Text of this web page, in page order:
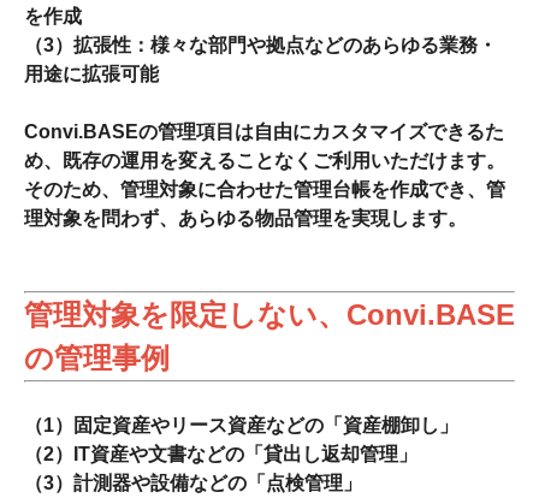
を作成
（3）拡張性：様々な部門や拠点などのあらゆる業務・
用途に拡張可能
Convi.BASEの管理項目は自由にカスタマイズできるた
め、既存の運用を変えることなくご利用いただけます。
そのため、管理対象に合わせた管理台帳を作成でき、管
理対象を問わず、あらゆる物品管理を実現します。
管理対象を限定しない、Convi.BASE
の管理事例
（1）固定資産やリース資産などの「資産棚卸し」
（2）IT資産や文書などの「貸出し返却管理」
（3）計測器や設備などの「点検管理」